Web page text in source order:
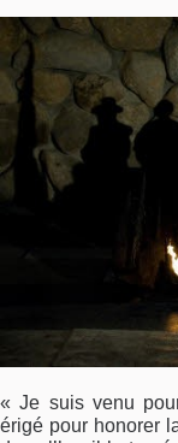
« Je suis venu
érigé pour honorer